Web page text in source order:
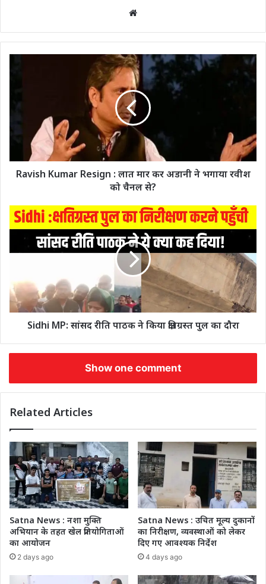
Ravish Kumar Resign : लात मार कर अडानी ने भगाया रवीश
को चैनल से?
Sidhi MP: सांसद रीति पाठक ने किया क्षतिग्रस्त पुल का दौरा
Show one comment
Related Articles
Satna News : नशा मुक्ति
अभियान के तहत खेल प्रतियोगिताओं
का आयोजन
2 days ago
Satna News : उचित मूल्य दुकानों
का निरीक्षण, व्यवस्थाओं को लेकर
दिए गए आवश्यक निर्देश
4 days ago